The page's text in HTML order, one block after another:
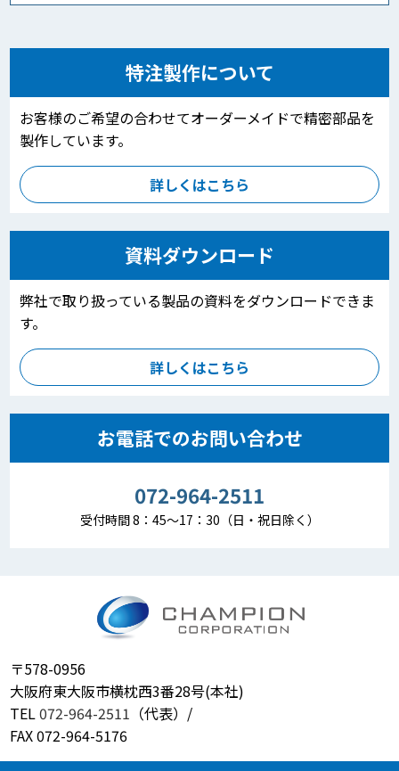
特注製作について
お客様のご希望の合わせてオーダーメイドで精密部品を
製作しています。
詳しくはこちら
資料ダウンロード
弊社で取り扱っている製品の資料をダウンロードできま
す。
詳しくはこちら
お電話でのお問い合わせ
072-964-2511
受付時間 8：45～17：30（日・祝日除く）
〒578-0956
大阪府東大阪市横枕西3番28号(本社)
TEL072-964-2511 （代表）/
FAX 072-964-5176